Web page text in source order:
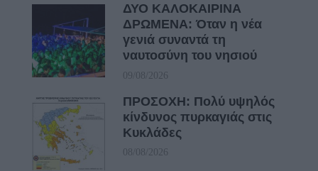
ΔΥΟ ΚΑΛΟΚΑΙΡΙΝΑ
ΔΡΩΜΕΝΑ: Όταν η νέα
γενιά συναντά τη
ναυτοσύνη του νησιού
09/08/2026
ΠΡΟΣΟΧΗ: Πολύ υψηλός
κίνδυνος πυρκαγιάς στις
Κυκλάδες
08/08/2026